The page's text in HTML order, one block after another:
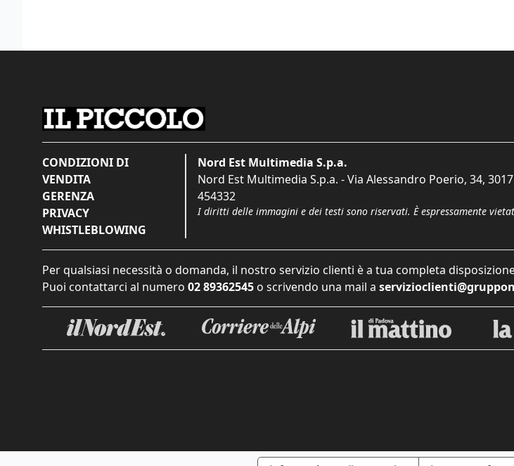
CONDIZIONI DI
VENDITA
GERENZA
PRIVACY
WHISTLEBLOWING
Nord Est Multimedia S.p.a.
Nord Est Multimedia S.p.a. - Via Alessandro Poerio, 34,
454332
I diritti delle immagini e dei testi sono riservati. È espressamente
Per qualsiasi necessità o domanda, il nostro servizio clienti è a tua completa
Puoi contattarci al numero 02 89362545 o scrivendo una mail a